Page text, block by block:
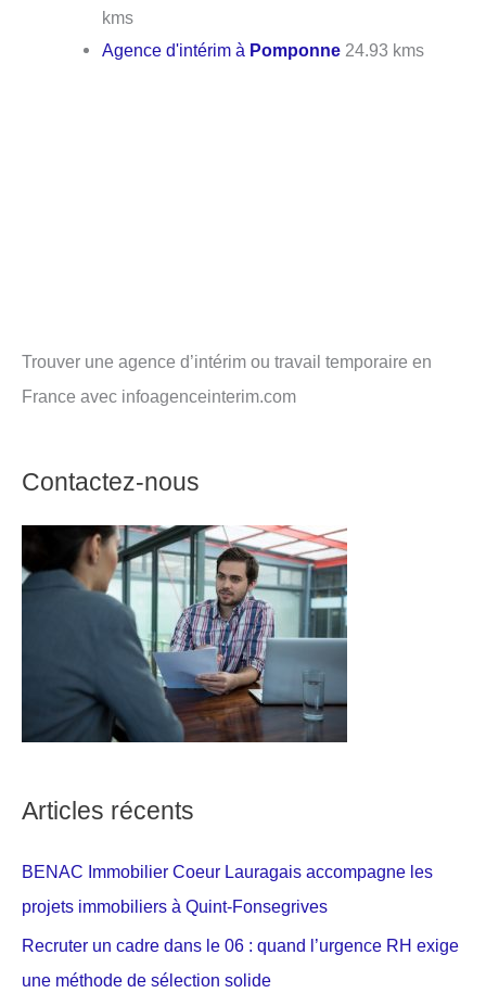
kms
Agence d'intérim à Pomponne 24.93 kms
Trouver une agence d’intérim ou travail temporaire en
France avec infoagenceinterim.com
Contactez-nous
Articles récents
BENAC Immobilier Coeur Lauragais accompagne les
projets immobiliers à Quint-Fonsegrives
Recruter un cadre dans le 06 : quand l’urgence RH exige
une méthode de sélection solide